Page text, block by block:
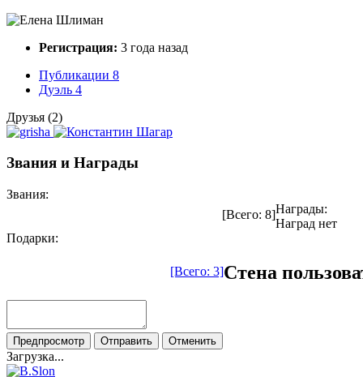
Регистрация: 3 года назад
Публикации 8
Дуэль 4
Друзья (2)
Звания и Награды
Звания:
[Всего: 8]Награды:
Наград нет
Подарки:
[Всего: 3]Стена
Загрузка...